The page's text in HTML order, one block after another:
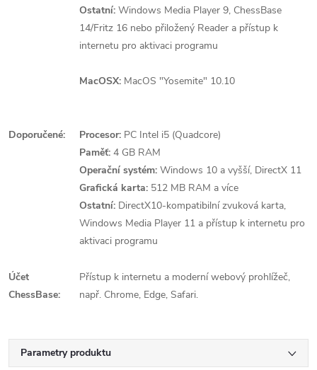
Ostatní: Windows Media Player 9, ChessBase
14/Fritz 16 nebo přiložený Reader a přístup k
internetu pro aktivaci programu
MacOSX: MacOS "Yosemite" 10.10
Doporučené: Procesor: PC Intel i5 (Quadcore)
Paměť: 4 GB RAM
Operační systém: Windows 10 a vyšší, DirectX 11
Grafická karta: 512 MB RAM a více
Ostatní: DirectX10-kompatibilní zvuková karta,
Windows Media Player 11 a přístup k internetu pro
aktivaci programu
Účet
ChessBase:
Přístup k internetu a moderní webový prohlížeč,
např. Chrome, Edge, Safari.
Parametry produktu